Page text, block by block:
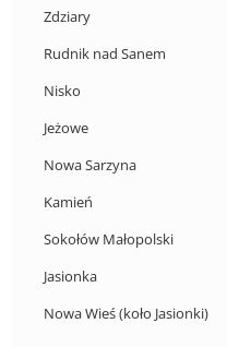
Zdziary
Rudnik nad Sanem
Nisko
Jeżowe
Nowa Sarzyna
Kamień
Sokołów Małopolski
Jasionka
Nowa Wieś (koło Jasionki)